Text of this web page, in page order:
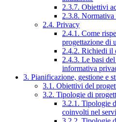
2.3.7. Obiettivi
2.3.8.
2.4. Privacy
2.4.1. Come
progettazione di
2.4.2. Richiedi il
2.4.3. Le basi
informativa
3. Pianificazione, gestione e
3.1. Obiettivi del
3.2. Tipologie di
3.2.1. Tipologie
coinvolti nel